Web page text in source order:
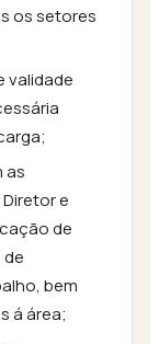
os setores
validade
as
e
de
de
bem
á área;